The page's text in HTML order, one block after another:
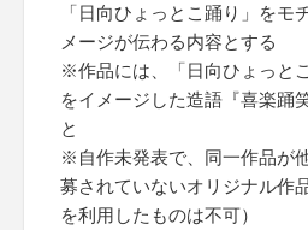
「日向ひょっとこ踊り」をモ
メージが伝わる内容とする
※作品には、「日向ひょっと
をイメージした造語『喜楽踊
と
※自作未発表で、同一作品が
募されていないオリジナル作
を利用したものは不可）